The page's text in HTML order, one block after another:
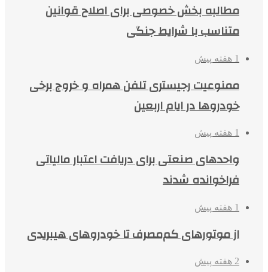
مطالبه بخش خصوصی برای اصلاح قوانین
متناسب با شرایط جنگی
1 هفته پیش
ممنوعیت رجیستری تلفن همراه و خروج برخی
خودروها در ایام اربعین
1 هفته پیش
واحدهای صنعتی برای دریافت اعتبار مالیاتی
فراخوانده شدند
1 هفته پیش
از موتورهای کم‌مصرف تا خودروهای هیبریدی
2 هفته پیش